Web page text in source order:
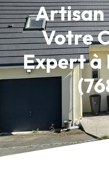
Artisan
Votre
Expert à